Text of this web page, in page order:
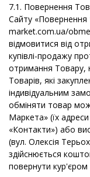
7.1. Повернення
Сайту «Повернення
market.com.ua/
відмовитися від
купівлі-продажу
отримання Товару,
Товарів, які
індивідуальним
обміняти товар
Маркета» (їх
«Контакти») або
(вул. Олексія
здійснюється
повернути